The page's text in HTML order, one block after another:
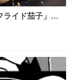
ライド茄子」が